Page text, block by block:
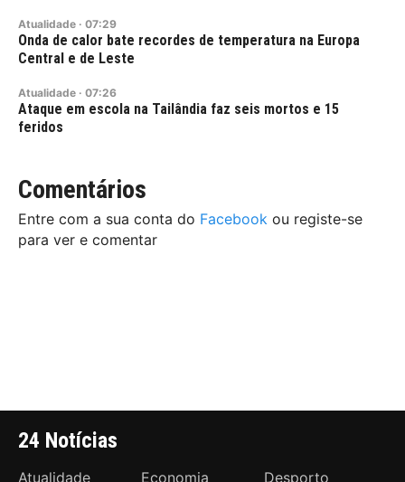
Atualidade · 07:29
Onda de calor bate recordes de temperatura na Europa
Central e de Leste
Atualidade · 07:26
Ataque em escola na Tailândia faz seis mortos e 15
feridos
Comentários
Entre com a sua conta do Facebook ou registe-se
para ver e comentar
24 Notícias
Atualidade Economia Desporto